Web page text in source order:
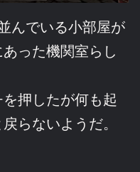
んでいる小部屋が
った機関室らし
押したが何も起
らないようだ。